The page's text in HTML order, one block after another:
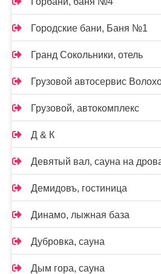
Городские бани, Баня №1
Гранд Сокольники, отель
Грузовой автосервис
Грузовой, автокомплекс
Д & К
Девятый вал, сауна на
Демидовъ, гостиница
Динамо, лыжная база
Дубровка, сауна
Дым гора, сауна